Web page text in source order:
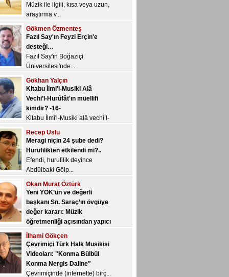
Fazıl Say'ın Feyzi Erçin'e
desteği…
Fazıl Say'ın Boğaziçi
Üniversitesi'nde...
Gökhan Yalçın
Kitabu İlmi'l-Musiki Alâ
Vechi’l-Hurûfât'ın müellifi
Kitabu İlmi'l-Musiki alâ vechi’l-
Hur&u...
Recep Uslu
Meragi niçin 24 şube dedi?
Hurufilikten etkilendi mi?..
Abdülbaki Gölp...
Okan Murat Öztürk
Yeni YÖK’ün ve değerli
başkanı Sn. Saraç’ın övgüye
değer kararı: Müzik
öğretmenliği açısından yapıcı
bir değerlendirme…
Yeni YÖK, üniversitelere yetki
devri kon...
İlhami Gökçen
Çevrimiçi Türk Halk Musikisi
Videoları: "Konma Bülbül
Konma Nergis Daline"
Çevrimiçinde (internette) birç...
Süleyman Şenel
Nida Tüfekçi’nin Öğrencisi
Olmak!..